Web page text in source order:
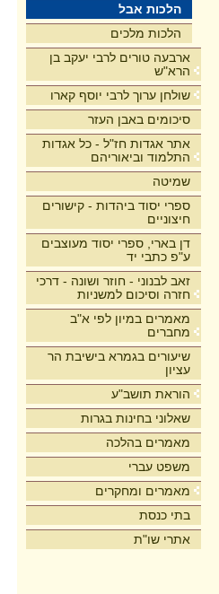
הלכות אבל
הלכות מלכים
ארבעה טורים לרבי יעקב בן
הרא"ש
שולחן ערוך לרבי יוסף קארו
סיכומים באבן העזר
אתר אגדות חז"ל - כל אגדות
התלמוד וביאוריהם
שמיטה
ספרי יסוד ביהדות - קישורים
חיצוניים
דן בארי, ספרי יסוד מעוצבים
ע"פ כתבי יד
זאב לבנוני - חוזר ושונה - דרכי
חזרה וסיכום למשניות
מאמרים במיון לפי א"ב
מחברים
שיעורים בגמרא בישיבת הר
עציון
הוראת תושב"ע
שאלוני בחינות בגרות
מאמרים בהלכה
משפט עברי
מאמרים ומחקרים
בתי כנסת
אתרי שו"ת